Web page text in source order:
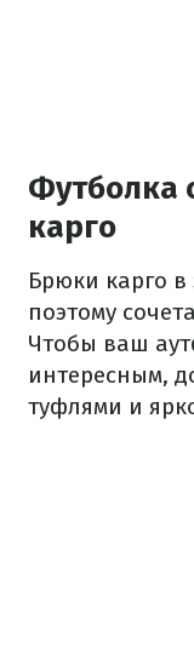
Футболка
карго
Брюки карго в
поэтому
Чтобы ваш
интересным,
туфлями и